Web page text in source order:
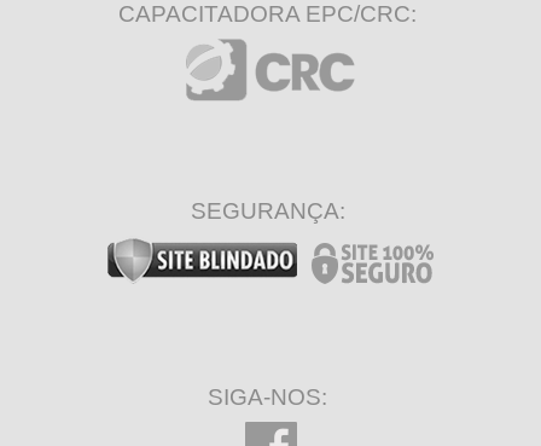
CAPACITADORA EPC/CRC:
SEGURANÇA:
SIGA-NOS: